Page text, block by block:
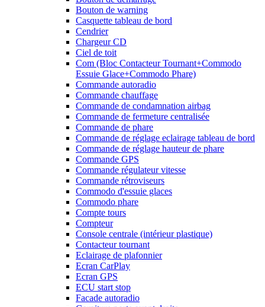
Bouton de warning
Casquette tableau de bord
Cendrier
Chargeur CD
Ciel de toit
Com (Bloc Contacteur Tournant+Commodo
Essuie Glace+Commodo Phare)
Commande autoradio
Commande chauffage
Commande de condamnation airbag
Commande de fermeture centralisée
Commande de phare
Commande de réglage eclairage tableau de bord
Commande de réglage hauteur de phare
Commande GPS
Commande régulateur vitesse
Commande rétroviseurs
Commodo d'essuie glaces
Commodo phare
Compte tours
Compteur
Console centrale (intérieur plastique)
Contacteur tournant
Eclairage de plafonnier
Ecran CarPlay
Ecran GPS
ECU start stop
Facade autoradio